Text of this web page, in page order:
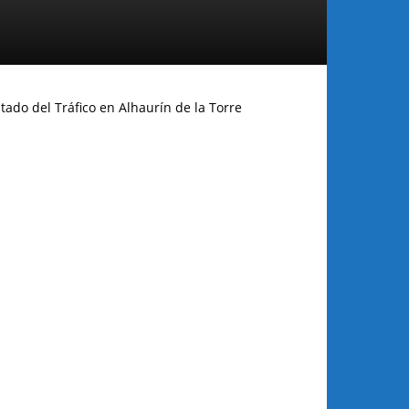
del Tráfico en Alhaurín de la Torre